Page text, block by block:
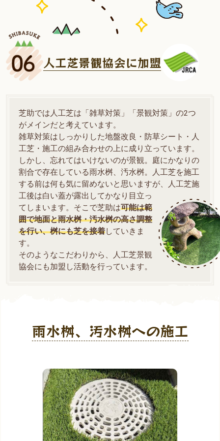
人工芝景観協会に加盟
芝助では人工芝は「雑草対策」「景観対策」の2つ
がメインだと考えています。
雑草対策はしっかりした地盤改良・防草シート・人
工芝・施工の組み合わせの上に成り立っています。
しかし、忘れてはいけないのが景観。庭にかなりの
割合で存在している雨水桝、汚水桝。人工芝を施工
する前は何も気に留めないと思いますが、人工芝施
工後は白い蓋が露出してかなり目立っ
てしまいます。そこで芝助は可能は範
囲で地面と雨水桝・汚水桝の高さ調整
を行い、桝にも芝を接着していきま
す。
そのようなこだわりから、人工芝景観
協会にも加盟し活動を行っています。
雨水桝、汚水桝への施工